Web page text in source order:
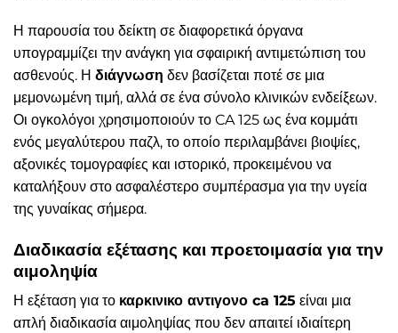
Η παρουσία του δείκτη σε διαφορετικά όργανα
υπογραμμίζει την ανάγκη για σφαιρική αντιμετώπιση του
ασθενούς. Η διάγνωση δεν βασίζεται ποτέ σε μια
μεμονωμένη τιμή, αλλά σε ένα σύνολο κλινικών ενδείξεων.
Οι ογκολόγοι χρησιμοποιούν το CA 125 ως ένα κομμάτι
ενός μεγαλύτερου παζλ, το οποίο περιλαμβάνει βιοψίες,
αξονικές τομογραφίες και ιστορικό, προκειμένου να
καταλήξουν στο ασφαλέστερο συμπέρασμα για την υγεία
της γυναίκας σήμερα.
Διαδικασία εξέτασης και προετοιμασία για την
αιμοληψία
Η εξέταση για το καρκινικο αντιγονο ca 125 είναι μια
απλή διαδικασία αιμοληψίας που δεν απαιτεί ιδιαίτερη